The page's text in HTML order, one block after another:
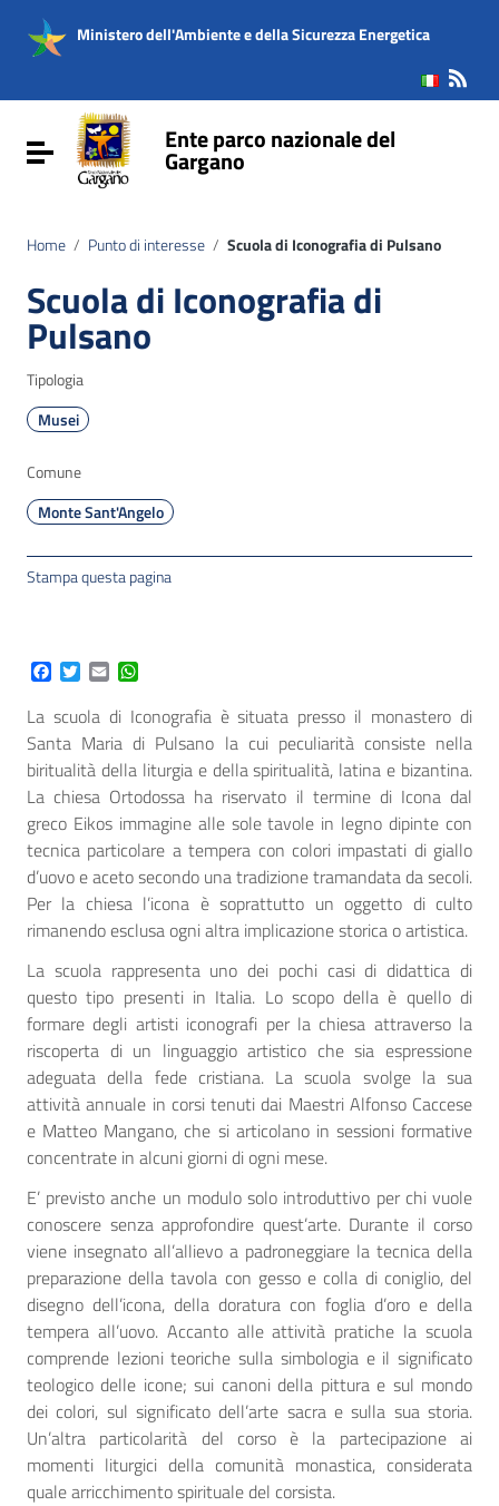
Vai al menu di navigazione
Vai al footer
Ministero dell'Ambiente e della Sicurezza Energetica
Attiva / disattiva la navigazioneEnte parco nazionale del
Gargano
Home / Punto di interesse / Scuola di Iconografia di Pulsano
Scuola di Iconografia di
Pulsano
Tipologia
Musei
Comune
Monte Sant'Angelo
Stampa questa pagina
Facebook
Twitter
Email
La scuola di Iconografia è situata presso il monastero di
Santa Maria di Pulsano la cui peculiarità consiste nella
biritualità della liturgia e della spiritualità, latina e bizantina.
La chiesa Ortodossa ha riservato il termine di Icona dal
greco Eikos immagine alle sole tavole in legno dipinte con
tecnica particolare a tempera con colori impastati di giallo
d’uovo e aceto secondo una tradizione tramandata da secoli.
Per la chiesa l’icona è soprattutto un oggetto di culto
rimanendo esclusa ogni altra implicazione storica o artistica.
La scuola rappresenta uno dei pochi casi di didattica di
questo tipo presenti in Italia. Lo scopo della è quello di
formare degli artisti iconografi per la chiesa attraverso la
riscoperta di un linguaggio artistico che sia espressione
adeguata della fede cristiana. La scuola svolge la sua
attività annuale in corsi tenuti dai Maestri Alfonso Caccese
e Matteo Mangano, che si articolano in sessioni formative
concentrate in alcuni giorni di ogni mese.
E’ previsto anche un modulo solo introduttivo per chi vuole
conoscere senza approfondire quest’arte. Durante il corso
viene insegnato all’allievo a padroneggiare la tecnica della
preparazione della tavola con gesso e colla di coniglio, del
disegno dell’icona, della doratura con foglia d’oro e della
tempera all’uovo. Accanto alle attività pratiche la scuola
comprende lezioni teoriche sulla simbologia e il significato
teologico delle icone; sui canoni della pittura e sul mondo
dei colori, sul significato dell’arte sacra e sulla sua storia.
Un’altra particolarità del corso è la partecipazione ai
momenti liturgici della comunità monastica, considerata
quale arricchimento spirituale del corsista.